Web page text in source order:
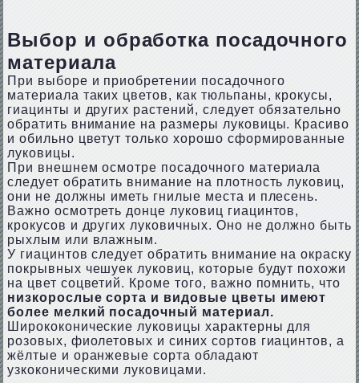
Выбор и обработка посадочного
материала
При выборе и приобретении посадочного
материала таких цветов, как тюльпаны, крокусы,
гиацинты и других растений, следует обязательно
обратить внимание на размеры луковицы. Красиво
и обильно цветут только хорошо сформированные
луковицы.
При внешнем осмотре посадочного материала
следует обратить внимание на плотность луковиц,
они не должны иметь гнилые места и плесень.
Важно осмотреть донце луковиц гиацинтов,
крокусов и других луковичных. Оно не должно быть
рыхлым или влажным.
У гиацинтов следует обратить внимание на окраску
покрывных чешуек луковиц, которые будут похожи
на цвет соцветий. Кроме того, важно помнить, что
низкорослые сорта и видовые цветы имеют
более мелкий посадочный материал.
Ширококонические луковицы характерны для
розовых, фиолетовых и синих сортов гиацинтов, а
жёлтые и оранжевые сорта обладают
узкоконическими луковицами.